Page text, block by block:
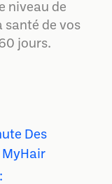
niveau de
santé de vos
jours.
Des
MyHair